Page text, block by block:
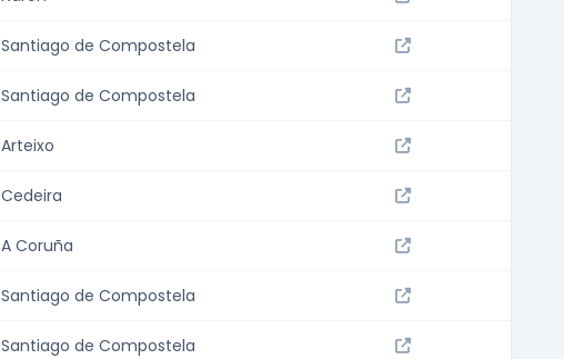
Santiago de Compostela
Santiago de Compostela
Arteixo
Cedeira
A Coruña
Santiago de Compostela
Santiago de Compostela